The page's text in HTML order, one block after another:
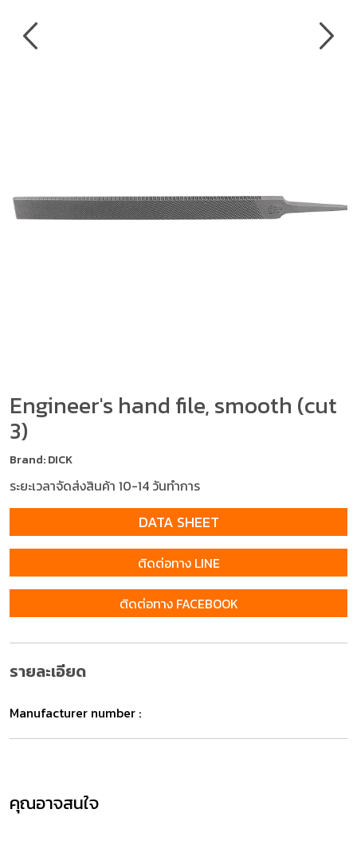
Engineer's hand file, smooth (cut
3)
Brand: DICK
ระยะเวลาจัดส่งสินค้า 10-14 วันทำการ
DATA SHEET
ติดต่อทาง LINE
ติดต่อทาง FACEBOOK
รายละเอียด
Manufacturer number :
คุณอาจสนใจ